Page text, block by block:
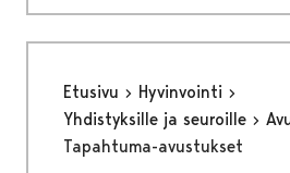
Etusivu
Hyvinvointi
Yhdistyksille ja seuroille
Tapahtuma-avustukset